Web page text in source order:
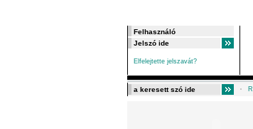
Elfelejtette jelszavát?